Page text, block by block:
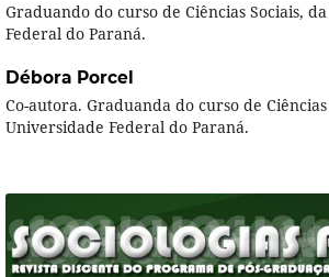
Graduando do curso de Ciências Sociais,
Federal do Paraná.
Débora Porcel
Co-autora. Graduanda do curso de
Universidade Federal do Paraná.